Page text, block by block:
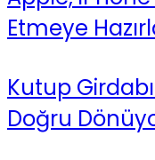
Etmeye
Kutup
Doğru